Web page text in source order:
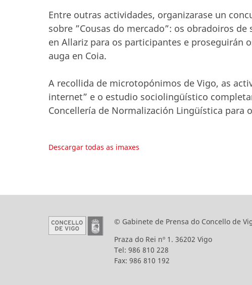
Entre outras actividades, organizarase un
sobre ”Cousas do mercado”: os obradoiros
en Allariz para os participantes e proseguirán
auga en Coia.
A recollida de microtopónimos de Vigo, as
internet” e o estudio sociolingüístico
Concellería de Normalización Lingüística para
Descargar todas as imaxes
© Gabinete de Prensa do Concello de
Praza do Rei nº 1. 36202 Vigo
Tel: 986 810 228
Fax: 986 810 192